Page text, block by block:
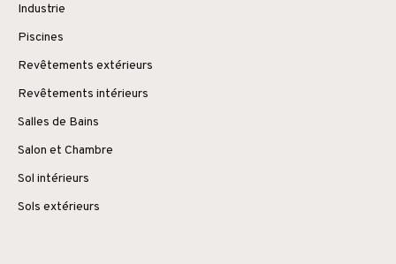
Industrie
Piscines
Revêtements extérieurs
Revêtements intérieurs
Salles de Bains
Salon et Chambre
Sol intérieurs
Sols extérieurs